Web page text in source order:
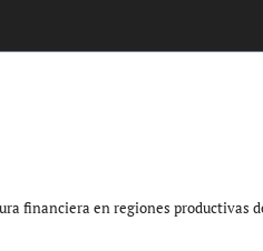
financiera en regiones productivas